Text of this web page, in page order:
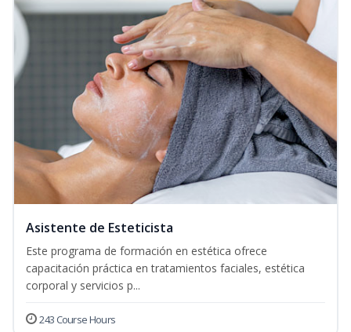
Asistente de Esteticista
Este programa de formación en estética ofrece
capacitación práctica en tratamientos faciales, estética
corporal y servicios p...
243 Course Hours